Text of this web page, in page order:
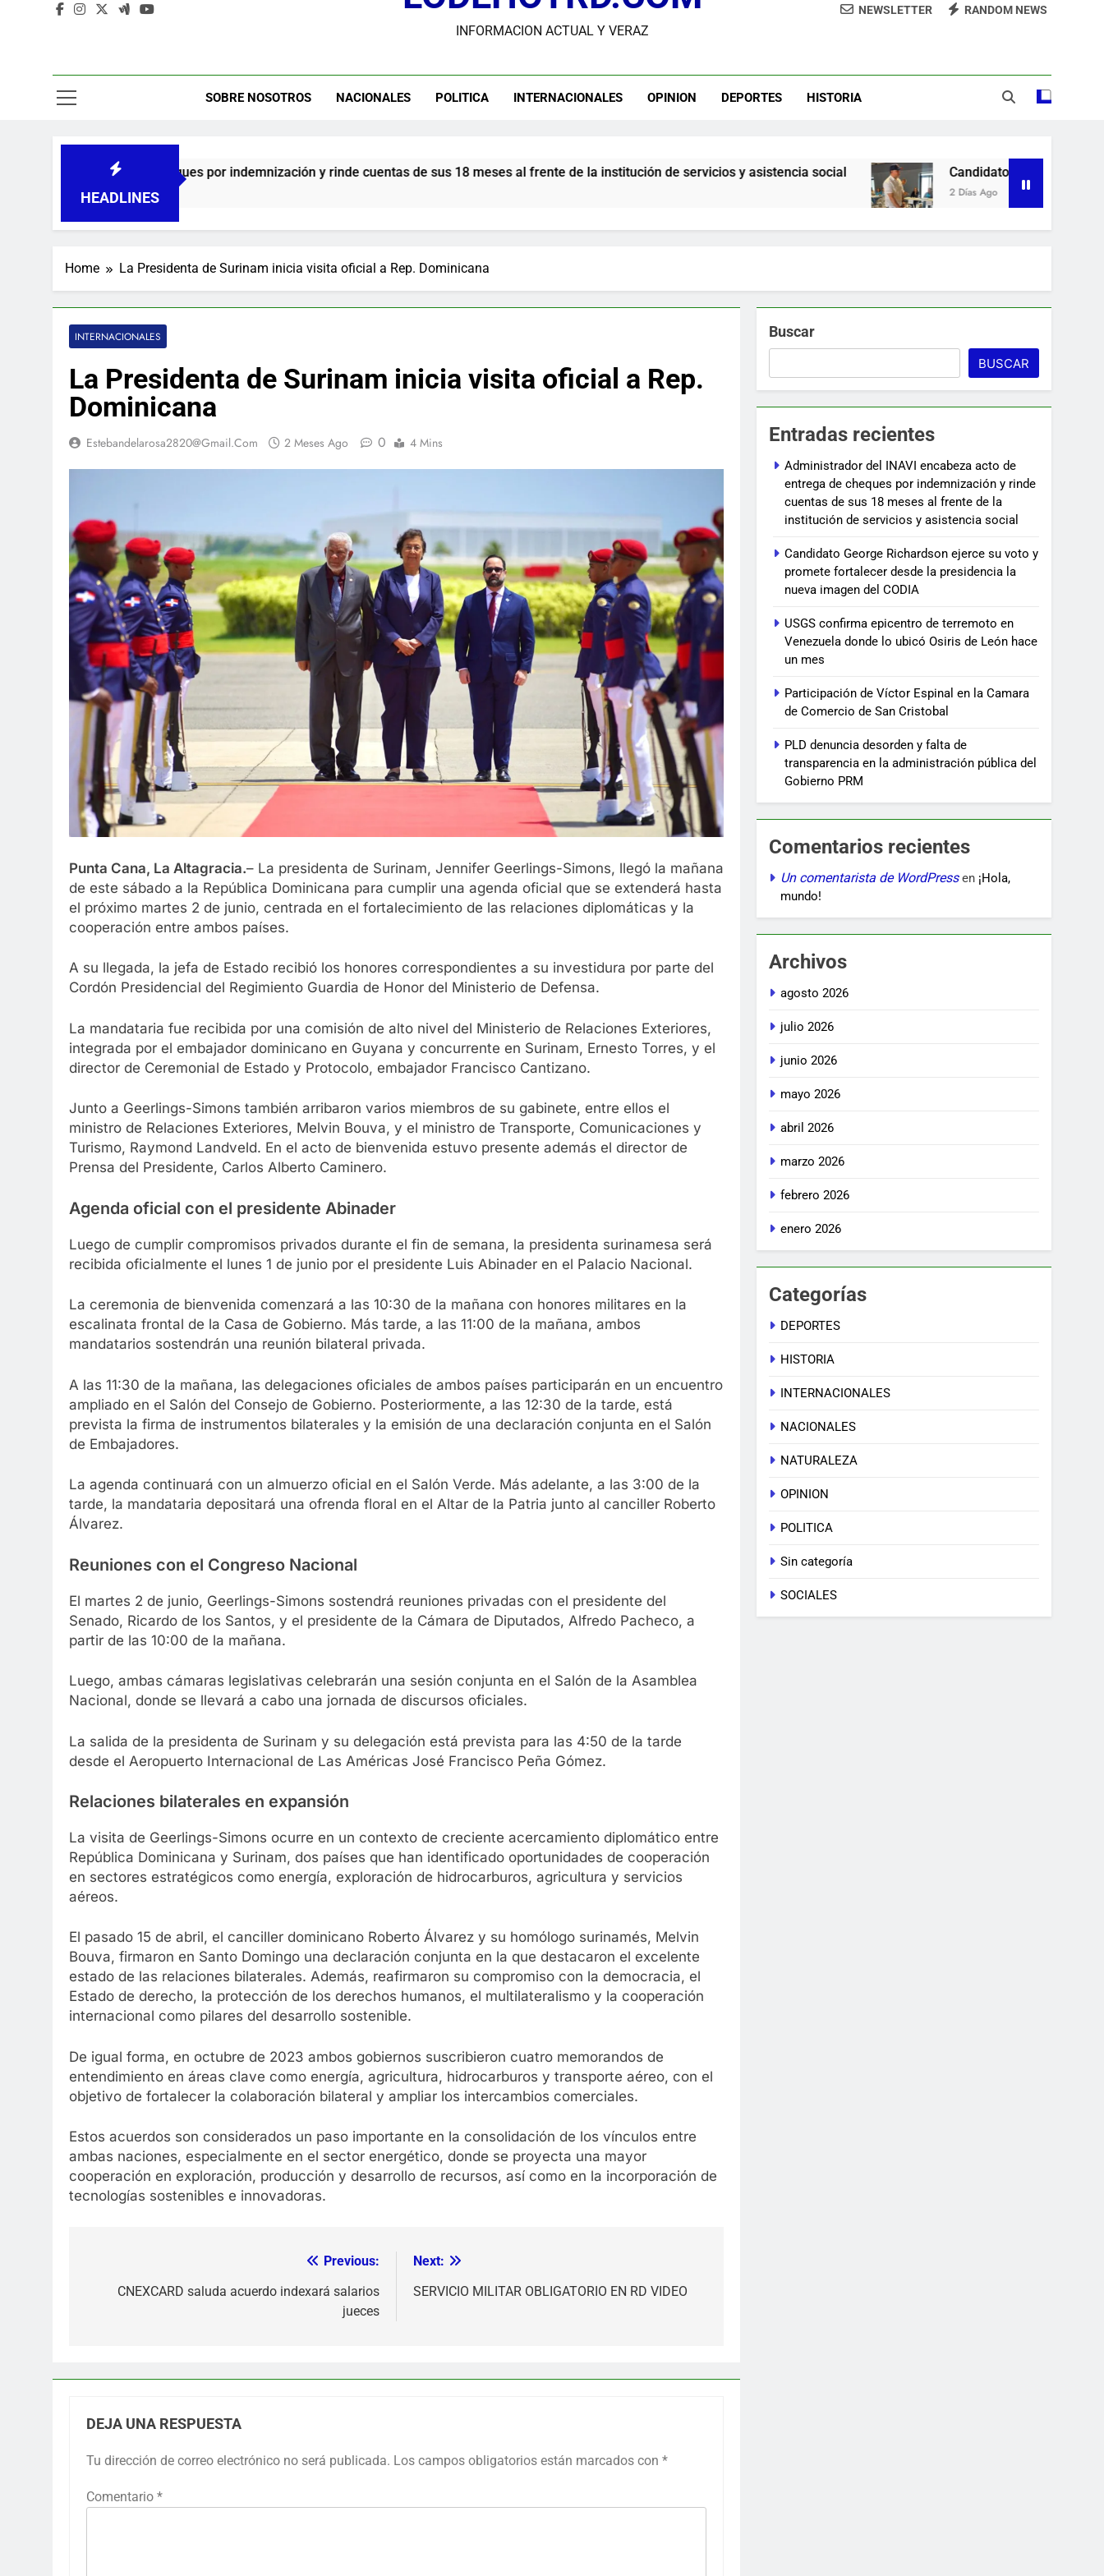
Administrador del INAVI encabeza acto de entrega de cheques por indemnización y rinde cuentas de sus 18
USGS confirma epicentro de terremoto en Venezuela donde lo ubicó Osiris de León hace un mes
INFORMACION ACTUAL Y VERAZ
NEWSLETTER RANDOM NEWS
SOBRE NOSOTROS NACIONALES POLITICA INTERNACIONALES OPINION DEPORTES HISTORIA
HEADLINES
de cheques por indemnización y rinde cuentas de sus 18 meses al frente de la institución de servicios y asistencia social Candidato George Richardson ejerce su
2 Días Ago
Home La Presidenta de Surinam inicia visita oficial a Rep. Dominicana
INTERNACIONALES
La Presidenta de Surinam inicia visita oficial a Rep.
Dominicana
Estebandelarosa2820@gmail.com 2 Meses Ago 0 4 Mins
Punta Cana, La Altagracia.– La presidenta de Surinam, Jennifer Geerlings-Simons, llegó la mañana
de este sábado a la República Dominicana para cumplir una agenda oficial que se extenderá hasta
el próximo martes 2 de junio, centrada en el fortalecimiento de las relaciones diplomáticas y la
cooperación entre ambos países.
A su llegada, la jefa de Estado recibió los honores correspondientes a su investidura por parte del
Cordón Presidencial del Regimiento Guardia de Honor del Ministerio de Defensa.
La mandataria fue recibida por una comisión de alto nivel del Ministerio de Relaciones Exteriores,
integrada por el embajador dominicano en Guyana y concurrente en Surinam, Ernesto Torres, y el
director de Ceremonial de Estado y Protocolo, embajador Francisco Cantizano.
Junto a Geerlings-Simons también arribaron varios miembros de su gabinete, entre ellos el
ministro de Relaciones Exteriores, Melvin Bouva, y el ministro de Transporte, Comunicaciones y
Turismo, Raymond Landveld. En el acto de bienvenida estuvo presente además el director de
Prensa del Presidente, Carlos Alberto Caminero.
Agenda oficial con el presidente Abinader
Luego de cumplir compromisos privados durante el fin de semana, la presidenta surinamesa será
recibida oficialmente el lunes 1 de junio por el presidente Luis Abinader en el Palacio Nacional.
La ceremonia de bienvenida comenzará a las 10:30 de la mañana con honores militares en la
escalinata frontal de la Casa de Gobierno. Más tarde, a las 11:00 de la mañana, ambos
mandatarios sostendrán una reunión bilateral privada.
A las 11:30 de la mañana, las delegaciones oficiales de ambos países participarán en un encuentro
ampliado en el Salón del Consejo de Gobierno. Posteriormente, a las 12:30 de la tarde, está
prevista la firma de instrumentos bilaterales y la emisión de una declaración conjunta en el Salón
de Embajadores.
La agenda continuará con un almuerzo oficial en el Salón Verde. Más adelante, a las 3:00 de la
tarde, la mandataria depositará una ofrenda floral en el Altar de la Patria junto al canciller Roberto
Álvarez.
Reuniones con el Congreso Nacional
El martes 2 de junio, Geerlings-Simons sostendrá reuniones privadas con el presidente del
Senado, Ricardo de los Santos, y el presidente de la Cámara de Diputados, Alfredo Pacheco, a
partir de las 10:00 de la mañana.
Luego, ambas cámaras legislativas celebrarán una sesión conjunta en el Salón de la Asamblea
Nacional, donde se llevará a cabo una jornada de discursos oficiales.
La salida de la presidenta de Surinam y su delegación está prevista para las 4:50 de la tarde
desde el Aeropuerto Internacional de Las Américas José Francisco Peña Gómez.
Relaciones bilaterales en expansión
La visita de Geerlings-Simons ocurre en un contexto de creciente acercamiento diplomático entre
República Dominicana y Surinam, dos países que han identificado oportunidades de cooperación
en sectores estratégicos como energía, exploración de hidrocarburos, agricultura y servicios
aéreos.
El pasado 15 de abril, el canciller dominicano Roberto Álvarez y su homólogo surinamés, Melvin
Bouva, firmaron en Santo Domingo una declaración conjunta en la que destacaron el excelente
estado de las relaciones bilaterales. Además, reafirmaron su compromiso con la democracia, el
Estado de derecho, la protección de los derechos humanos, el multilateralismo y la cooperación
internacional como pilares del desarrollo sostenible.
De igual forma, en octubre de 2023 ambos gobiernos suscribieron cuatro memorandos de
entendimiento en áreas clave como energía, agricultura, hidrocarburos y transporte aéreo, con el
objetivo de fortalecer la colaboración bilateral y ampliar los intercambios comerciales.
Estos acuerdos son considerados un paso importante en la consolidación de los vínculos entre
ambas naciones, especialmente en el sector energético, donde se proyecta una mayor
cooperación en exploración, producción y desarrollo de recursos, así como en la incorporación de
tecnologías sostenibles e innovadoras.
Previous:
CNEXCARD saluda acuerdo indexará salarios
jueces
Next:
SERVICIO MILITAR OBLIGATORIO EN RD VIDEO
DEJA UNA RESPUESTA
Tu dirección de correo electrónico no será publicada. Los campos obligatorios están marcados con *
Comentario *
Buscar
BUSCAR
Entradas recientes
Administrador del INAVI encabeza acto de
entrega de cheques por indemnización y rinde
cuentas de sus 18 meses al frente de la
institución de servicios y asistencia social
Candidato George Richardson ejerce su voto y
promete fortalecer desde la presidencia la
nueva imagen del CODIA
USGS confirma epicentro de terremoto en
Venezuela donde lo ubicó Osiris de León hace
un mes
Participación de Víctor Espinal en la Camara
de Comercio de San Cristobal
PLD denuncia desorden y falta de
transparencia en la administración pública del
Gobierno PRM
Comentarios recientes
Un comentarista de WordPressen ¡Hola,
mundo!
Archivos
agosto 2026
julio 2026
junio 2026
mayo 2026
abril 2026
marzo 2026
febrero 2026
enero 2026
Categorías
DEPORTES
HISTORIA
INTERNACIONALES
NACIONALES
NATURALEZA
OPINION
POLITICA
Sin categoría
SOCIALES